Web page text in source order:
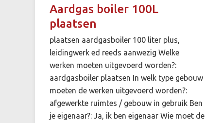
Aardgas boiler 100L
plaatsen
plaatsen aardgasboiler 100 liter plus,
leidingwerk ed reeds aanwezig Welke
werken moeten uitgevoerd worden?:
aardgasboiler plaatsen In welk type gebouw
moeten de werken uitgevoerd worden?:
afgewerkte ruimtes / gebouw in gebruik Ben
je eigenaar?: Ja, ik ben eigenaar Wie moet de